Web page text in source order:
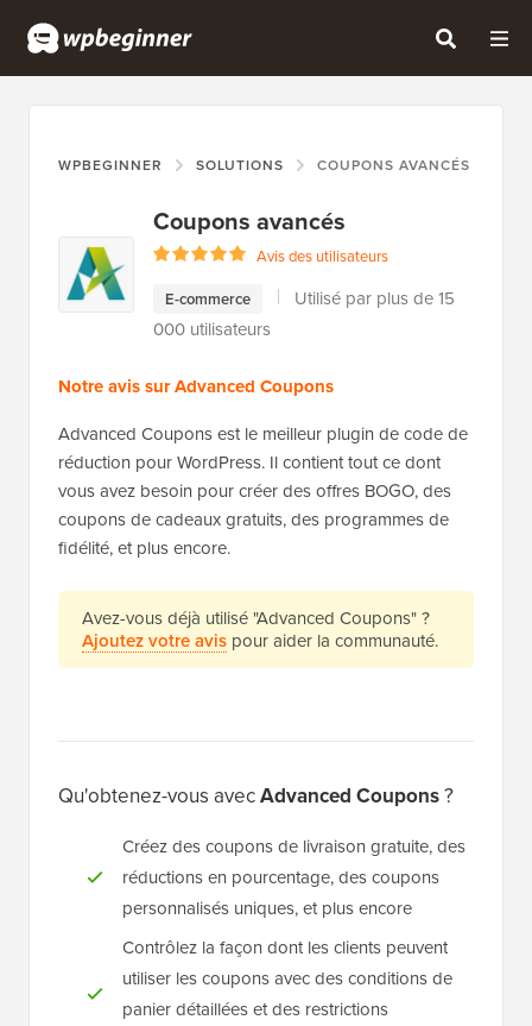
WPBEGINNER SOLUTIONS COUPONS AVANCÉS
Coupons avancés
Avis des utilisateurs
E-commerce
Utilisé par plus de 15
000 utilisateurs
Notre avis sur Advanced Coupons
Advanced Coupons est le meilleur plugin de code de
réduction pour WordPress. Il contient tout ce dont
vous avez besoin pour créer des offres BOGO, des
coupons de cadeaux gratuits, des programmes de
fidélité, et plus encore.
Avez-vous déjà utilisé "Advanced Coupons" ?
Ajoutez votre avis pour aider la communauté.
Qu'obtenez-vous avecAdvanced Coupons?
Créez des coupons de livraison gratuite, des
réductions en pourcentage, des coupons
personnalisés uniques, et plus encore
Contrôlez la façon dont les clients peuvent
utiliser les coupons avec des conditions de
panier détaillées et des restrictions